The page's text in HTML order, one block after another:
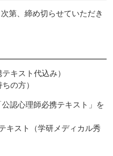
第、締め切らせていただき
キスト代込み）
の方）
認心理師必携テキスト」を
キスト（学研メディカル秀